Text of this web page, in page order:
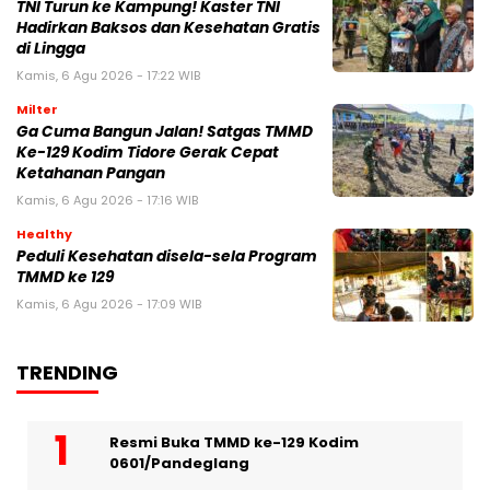
TNI Turun ke Kampung! Kaster TNI
Hadirkan Baksos dan Kesehatan Gratis
di Lingga
Kamis, 6 Agu 2026 - 17:22 WIB
Milter
Ga Cuma Bangun Jalan! Satgas TMMD
Ke-129 Kodim Tidore Gerak Cepat
Ketahanan Pangan
Kamis, 6 Agu 2026 - 17:16 WIB
Healthy
Peduli Kesehatan disela-sela Program
TMMD ke 129
Kamis, 6 Agu 2026 - 17:09 WIB
TRENDING
Resmi Buka TMMD ke-129 Kodim
0601/Pandeglang